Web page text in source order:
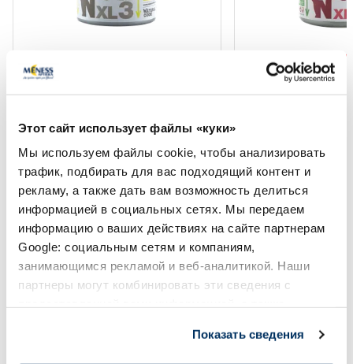
Этот сайт использует файлы «куки»
Мы используем файлы cookie, чтобы анализировать
трафик, подбирать для вас подходящий контент и
рекламу, а также дать вам возможность делиться
информацией в социальных сетях. Мы передаем
информацию о ваших действиях на сайте партнерам
Google: социальным сетям и компаниям,
занимающимся рекламой и веб-аналитикой. Наши
партнеры могут комбинировать эти сведения с
Показать сведения
Купи 4, получи −20%
NATURAL CODE XL3 Курица И
Алоэ влажный корм, 170 г
3.72 € 4.38 €
В корзину
Регулярная цена: 4.38 €
Купи 4, получи −20%
NATURAL CODE
Скумбрия влажный
3.72 € 4.38 €
Регулярная цена: 4.38 €
Page 1 of 10
Солнечная защита летом ☀️